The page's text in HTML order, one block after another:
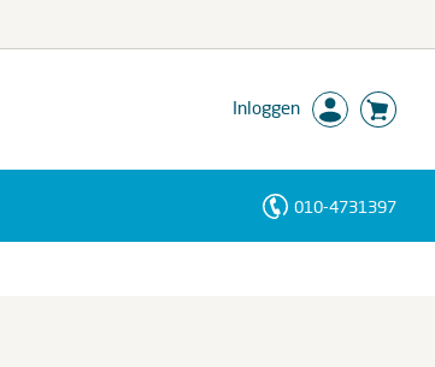
Inloggen
010-4731397